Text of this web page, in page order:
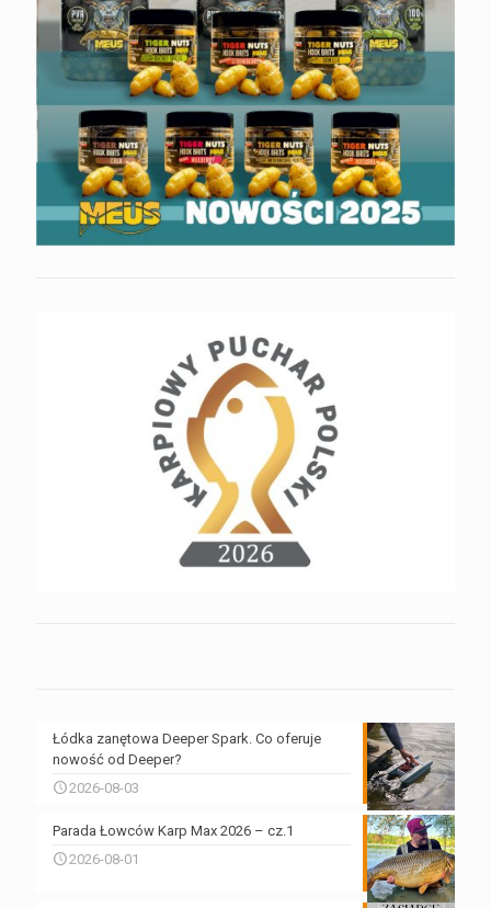
Łódka zanętowa Deeper Spark. Co oferuje
nowość od Deeper?
2026-08-03
Parada Łowców Karp Max 2026 – cz.1
2026-08-01